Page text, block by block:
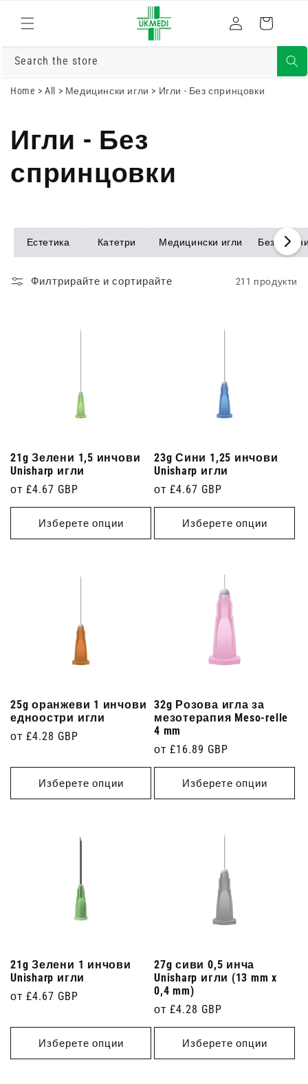
към
съдържанието
Влизам Количка
Search the store
Home >All > Медицински игли > Игли - Без спринцовки
Игли - Без
спринцовки
Естетика Катетри Медицински игли
Филтрирайте и сортирайте 211 продукти
21g Зелени 1,5 инчови
Unisharp игли
Редовна
цена
от £4.67 GBP
Изберете опции
23g Сини 1,25 инчови
Unisharp игли
Редовна
цена
от £4.67 GBP
Изберете опции
25g оранжеви 1 инчови
едноостри игли
Редовна
от £4.28 GBP
Изберете опции
32g Розова игла за
мезотерапия Meso-relle
4 mm
Редовна
цена
от £16.89 GBP
Изберете опции
21g Зелени 1 инчови
Unisharp игли
Редовна
от £4.67 GBP
Изберете опции
27g сиви 0,5 инча
Unisharp игли (13 mm x
0,4 mm)
Редовна
цена
от £4.28 GBP
Изберете опции